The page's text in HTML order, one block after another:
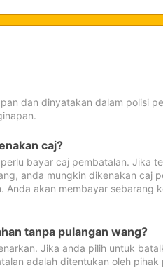
dan dinyatakan dalam polisi
caj?
bayar caj pembatalan. Jika
anda mungkin dikenakan caj
akan membayar sebarang
tanpa pulangan wang?
Jika anda pilih untuk
adalah ditentukan oleh pihak